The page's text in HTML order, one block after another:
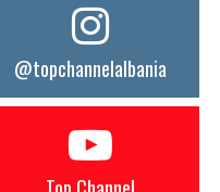
@topchannelalbania